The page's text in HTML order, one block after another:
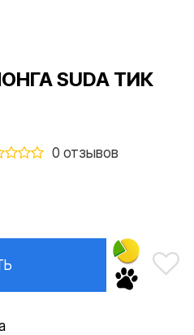
SUDA ТИК
0 отзывов